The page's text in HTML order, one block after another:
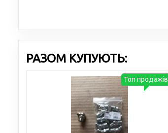
РАЗОМ КУПУЮТЬ:
Топ продажів